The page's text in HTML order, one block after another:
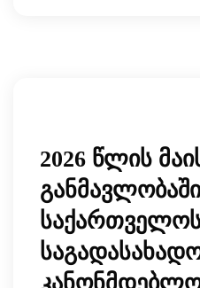
2026 წლის მაისის თვის
განმავლობაში